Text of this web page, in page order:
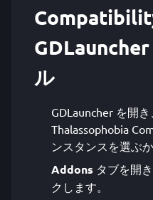
ル
GDLauncher を開
Thalassophobia
ンスタンスを選ぶ
Addons タブを開き
クします。